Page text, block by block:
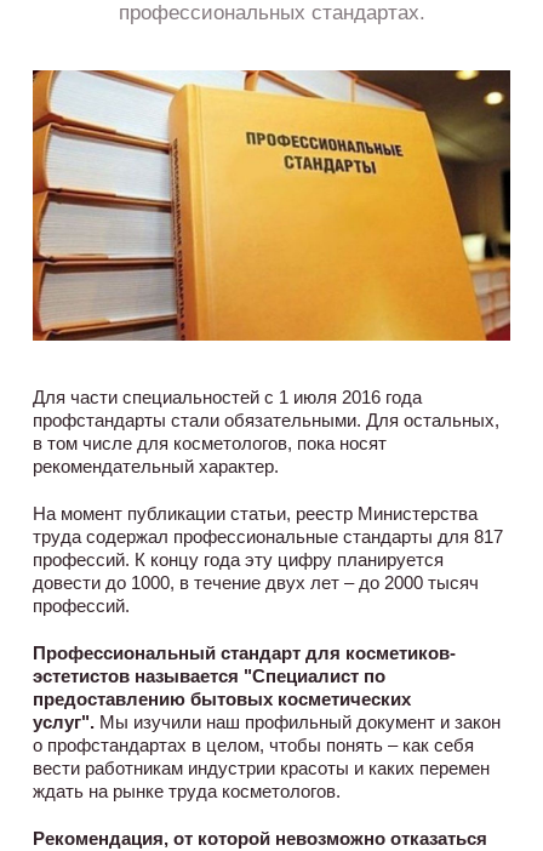
профессиональных стандартах.
Для части специальностей с 1 июля 2016 года
профстандарты стали обязательными. Для остальных,
в том числе для косметологов, пока носят
рекомендательный характер.
На момент публикации статьи, реестр Министерства
труда содержал профессиональные стандарты для 817
профессий. К концу года эту цифру планируется
довести до 1000, в течение двух лет – до 2000 тысяч
профессий.
Профессиональный стандарт для косметиков-
эстетистов называется "Специалист по
предоставлению бытовых косметических
услуг". Мы изучили наш профильный документ и закон
о профстандартах в целом, чтобы понять – как себя
вести работникам индустрии красоты и каких перемен
ждать на рынке труда косметологов.
Рекомендация, от которой невозможно отказаться